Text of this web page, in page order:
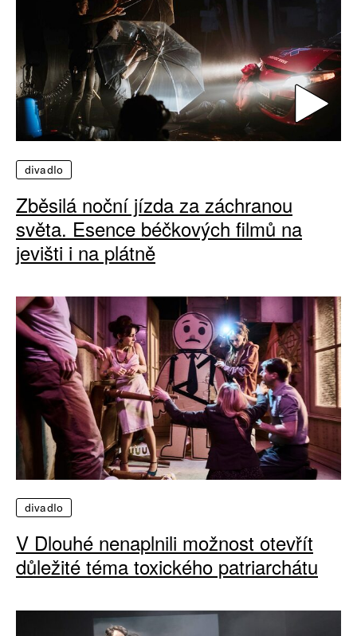
divadlo
Zběsilá noční jízda za záchranou
světa. Esence béčkových filmů na
jevišti i na plátně
divadlo
V Dlouhé nenaplnili možnost otevřít
důležité téma toxického patriarchátu